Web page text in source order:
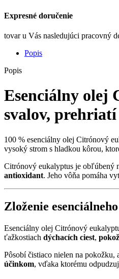
Expresné doručenie
tovar u Vás nasledujúci pracovný
Popis
Popis
Esenciálny olej
svalov, prehriatí
100 % esenciálny olej Citrónový
vysoký strom s hladkou kôrou,
Citrónový eukalyptus je obľúbený
antioxidant. Jeho vôňa pomáha
Zloženie
Esenciálny olej Citrónový
ťažkostiach dýchacích ciest,
Pôsobí čistiaco nielen na pokožku,
účinkom, vďaka ktorému